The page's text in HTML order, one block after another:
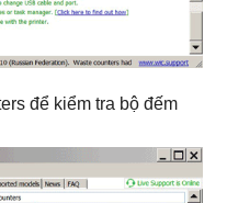
để kiểm tra bộ đếm